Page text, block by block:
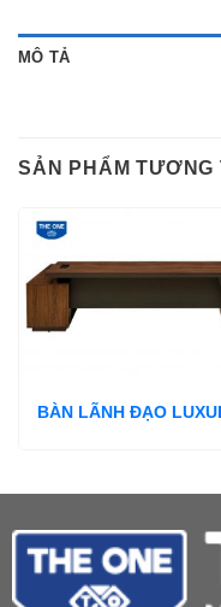
MÔ TẢ
SẢN PHẨM TƯƠNG
BÀN LÃNH ĐẠO